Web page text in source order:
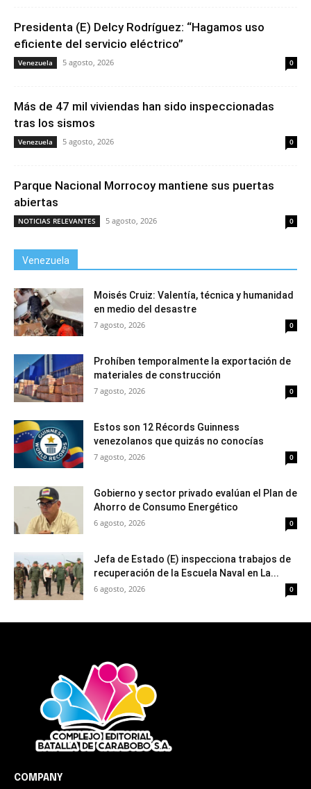
Presidenta (E) Delcy Rodríguez: “Hagamos uso
eficiente del servicio eléctrico”
Venezuela 5 agosto, 2026 0
Más de 47 mil viviendas han sido inspeccionadas
tras los sismos
Venezuela 5 agosto, 2026 0
Parque Nacional Morrocoy mantiene sus puertas
abiertas
NOTICIAS RELEVANTES 5 agosto, 2026 0
Venezuela
Moisés Cruiz: Valentía, técnica y humanidad
en medio del desastre
7 agosto, 2026 0
Prohíben temporalmente la exportación de
materiales de construcción
7 agosto, 2026 0
Estos son 12 Récords Guinness
venezolanos que quizás no conocías
7 agosto, 2026 0
Gobierno y sector privado evalúan el Plan de
Ahorro de Consumo Energético
6 agosto, 2026 0
Jefa de Estado (E) inspecciona trabajos de
recuperación de la Escuela Naval en La...
6 agosto, 2026 0
COMPANY